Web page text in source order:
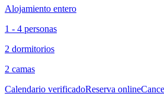
Alojamiento entero
1 - 4 personas
2 dormitorios
2 camas
Calendario verificadoReserva online